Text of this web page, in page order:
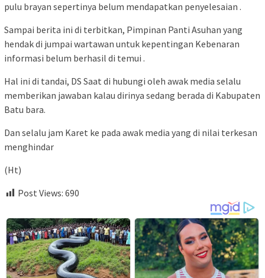
pulu brayan sepertinya belum mendapatkan penyelesaian .
Sampai berita ini di terbitkan, Pimpinan Panti Asuhan yang
hendak di jumpai wartawan untuk kepentingan Kebenaran
informasi belum berhasil di temui .
Hal ini di tandai, DS Saat di hubungi oleh awak media selalu
memberikan jawaban kalau dirinya sedang berada di Kabupaten
Batu bara.
Dan selalu jam Karet ke pada awak media yang di nilai terkesan
menghindar
(Ht)
Post Views: 690